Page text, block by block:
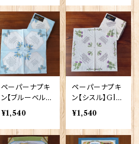
50040
50099
ペーパーナプキ
ン【ブルーベル】
Glen Appin of
Scotland 500
42
¥1,540
ペーパーナプキ
ン【シスル】Glen
Appinn of Sco
tland 50041
¥1,540